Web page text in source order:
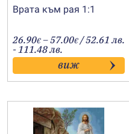
Врата към рая 1:1
26.90€ –57.00€Price
range:
26.90€
through
57.00€
/ 52.61 лв.
- 111.48 лв.
виж